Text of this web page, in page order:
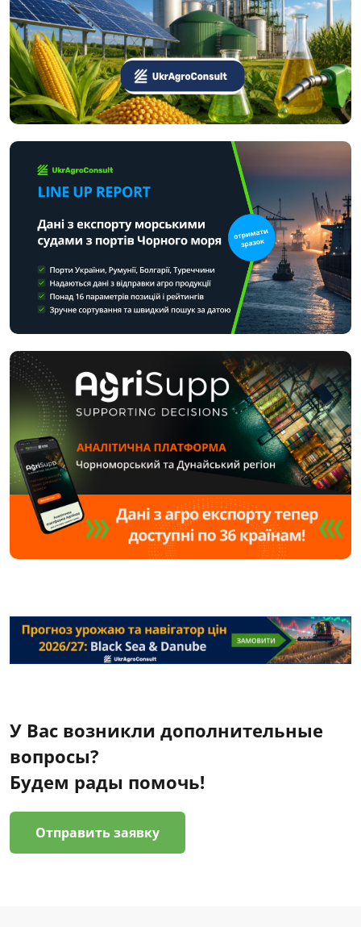
У Вас возникли дополнительные
вопросы?
Будем рады помочь!
Отправить заявку